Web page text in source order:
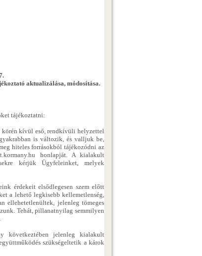
aktualizálása, módosítása.
tájékoztatni:
körén kívül eső, rendkívüli helyzettel
is változik, és valljuk be,
hiteles forrásokból tájékozódni az
honlapját. A kialakult
kérjük Ügyfeleinket, melyek
érdekeit elsődlegesen szem előtt
a lehető legkisebb kellemetlenség,
ellehetetlenültek, jelenleg tömeges
Tehát, pillanatnyilag semmilyen
következtében jelenleg kialakult
szükségeltetik a károk